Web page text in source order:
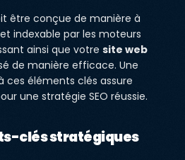
être conçue de manière à
indexable par les moteurs
ainsi que votre site web
de manière efficace. Une
éléments clés assure
une stratégie SEO réussie.
clés stratégiques